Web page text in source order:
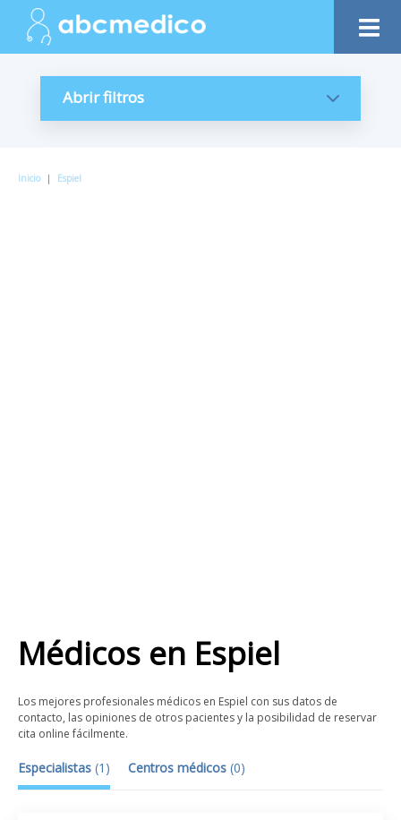
Abrir filtros
Inicio | Espiel
Médicos en Espiel
Los mejores profesionales médicos en Espiel con sus datos de
contacto, las opiniones de otros pacientes y la posibilidad de reservar
cita online fácilmente.
Especialistas (1 ) Centros médicos (0)